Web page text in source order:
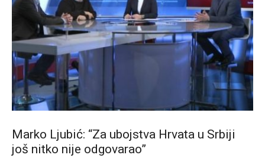
Marko Ljubić: “Za ubojstva Hrvata u Srbiji
još nitko nije odgovarao”